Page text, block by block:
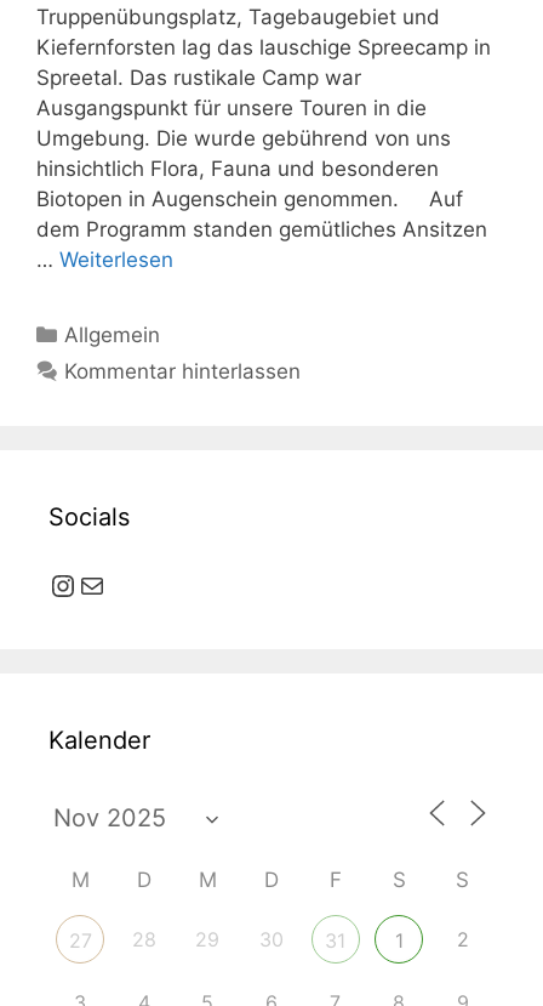
Truppenübungsplatz, Tagebaugebiet und
Kiefernforsten lag das lauschige Spreecamp in
Spreetal. Das rustikale Camp war
Ausgangspunkt für unsere Touren in die
Umgebung. Die wurde gebührend von uns
hinsichtlich Flora, Fauna und besonderen
Biotopen in Augenschein genommen. Auf
dem Programm standen gemütliches Ansitzen
… Weiterlesen
Kategorien
Allgemein
Kommentar hinterlassen
Socials
Instagram
E-Mail
Kalender
M D M D F S S
27 28 29 30 31 1 2